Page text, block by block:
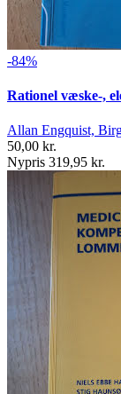
-84%
Rationel væske-,
Allan Engquist,
50,00 kr.
Nypris 319,95 kr.